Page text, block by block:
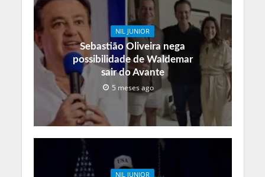
NIL JUNIOR
Sebastião Oliveira nega
possibilidade de Waldemar
sair do Avante
5 meses ago
NIL JUNIOR